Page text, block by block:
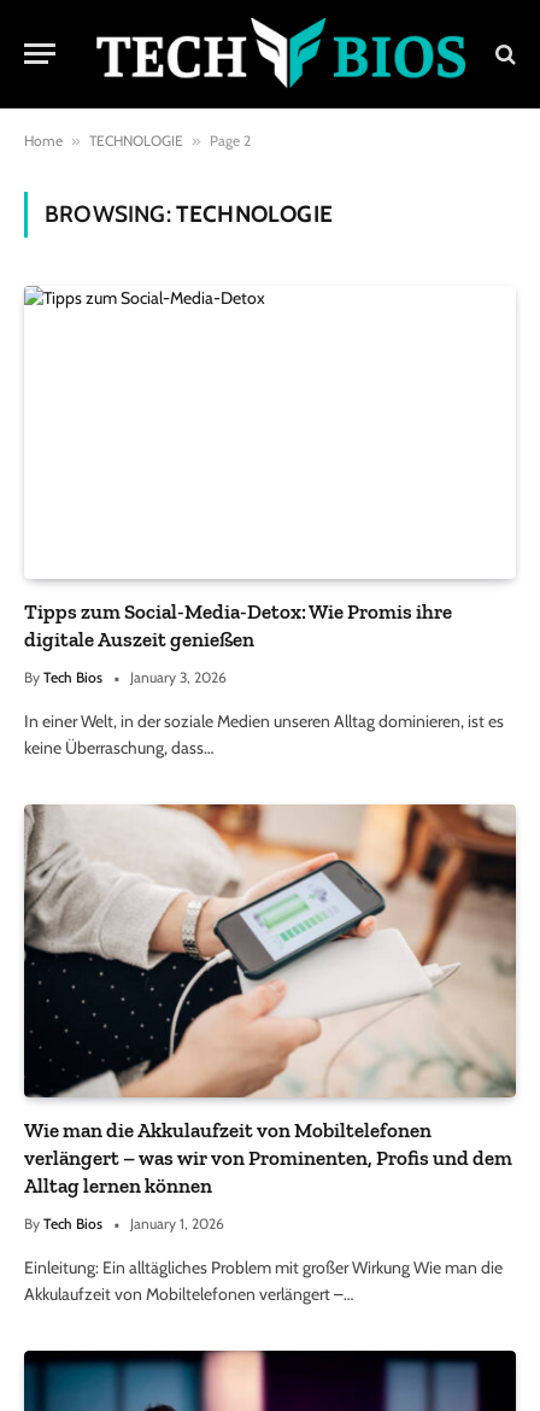
Home » TECHNOLOGIE » Page 2
BROWSING:TECHNOLOGIE
Tipps zum Social-Media-Detox: Wie Promis ihre
digitale Auszeit genießen
By Tech Bios January 3, 2026
In einer Welt, in der soziale Medien unseren Alltag dominieren, ist es
keine Überraschung, dass…
Wie man die Akkulaufzeit von Mobiltelefonen
verlängert – was wir von Prominenten, Profis und dem
Alltag lernen können
By Tech Bios January 1, 2026
Einleitung: Ein alltägliches Problem mit großer Wirkung Wie man die
Akkulaufzeit von Mobiltelefonen verlängert –…